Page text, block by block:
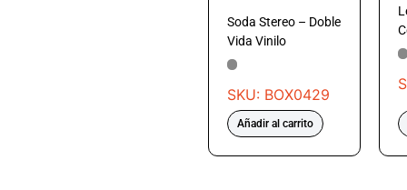
Soda Stereo – Doble
Vida Vinilo
SKU: BOX0429
Añadir al carrito